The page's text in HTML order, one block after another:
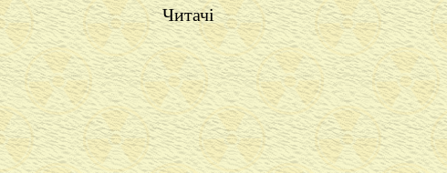
Читачі